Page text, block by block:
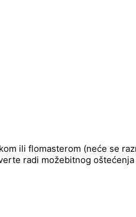
ili flomasterom (neće se
radi možebitnog